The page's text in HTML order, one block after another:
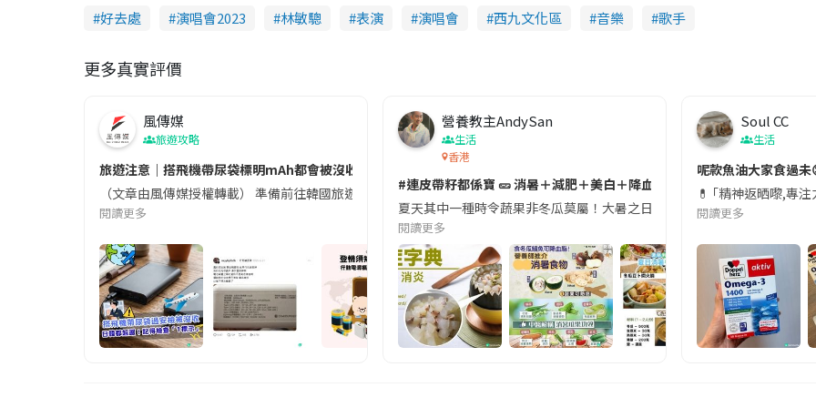
好去處 演唱會2023 林敏驄 表演 演唱會 西九文化區 音樂 歌手
更多真實評價
風傳媒
旅遊攻略
旅遊注意｜搭飛機帶尿袋標明mAh都會被沒收😱出發前切記檢查「1標示」🚨
（文章由風傳媒授權轉載） 準備前往韓國旅遊的民眾，近期要特別留意隨身行李中的行動電源。一名旅客日前在機場安檢
閱讀更多
營養教主AndySan
生活
香港
#連皮帶籽都係寶 🥒 消暑＋減肥＋美白＋降血脂
夏天其中一種時令蔬果非冬瓜莫屬！大暑之日，點都要飲碗冬瓜湯消暑
閱讀更多
Soul CC
生活
呢款魚油大家食過未
💊 ｢精神返晒嚟,專
閱讀更多